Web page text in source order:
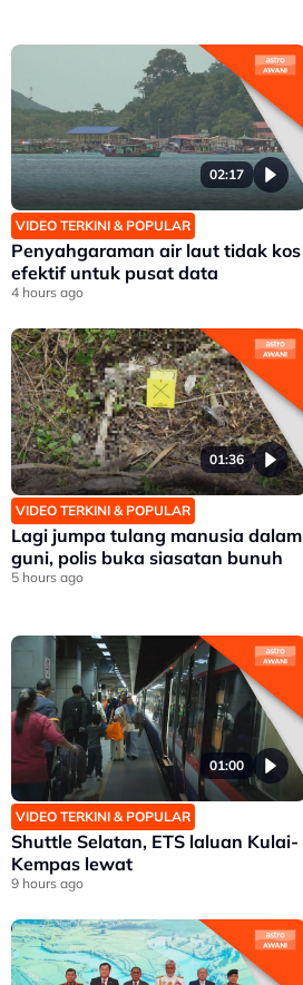
02:17
VIDEO TERKINI & POPULAR
Penyahgaraman air laut tidak kos
efektif untuk pusat data
4 hours ago
01:36
VIDEO TERKINI & POPULAR
Lagi jumpa tulang manusia dalam
guni, polis buka siasatan bunuh
5 hours ago
01:00
VIDEO TERKINI & POPULAR
Shuttle Selatan, ETS laluan Kulai-
Kempas lewat
9 hours ago